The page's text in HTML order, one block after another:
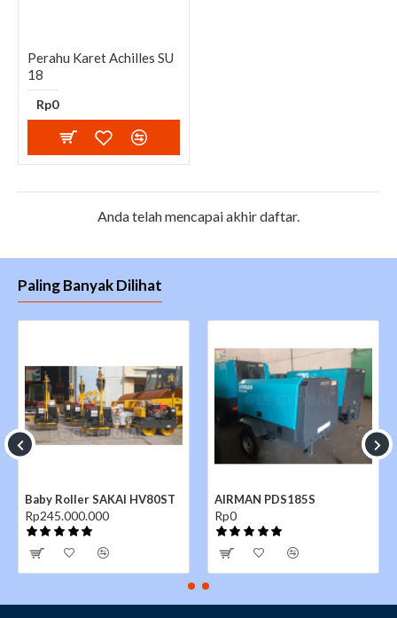
Perahu Karet Achilles SU
18
Rp0
Anda telah mencapai akhir daftar.
Paling Banyak Dilihat
Baby Roller SAKAI HV80ST
Rp245.000.000
AIRMAN PDS185S
Rp0